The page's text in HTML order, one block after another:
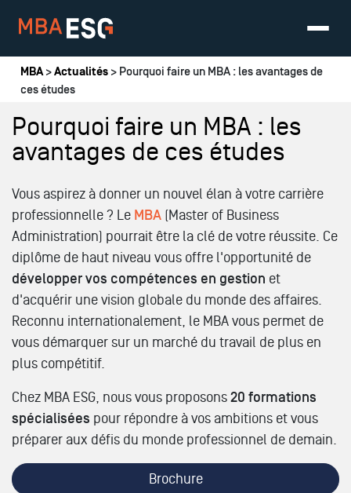
Vous êtes ici
MBA>Actualités > Pourquoi faire un MBA : les avantages de
ces études
Pourquoi faire un MBA : les
avantages de ces études
Vous aspirez à donner un nouvel élan à votre carrière
professionnelle ? Le MBA (Master of Business
Administration) pourrait être la clé de votre réussite. Ce
diplôme de haut niveau vous offre l'opportunité de
développer vos compétences en gestion et
d'acquérir une vision globale du monde des affaires.
Reconnu internationalement, le MBA vous permet de
vous démarquer sur un marché du travail de plus en
plus compétitif.
Chez MBA ESG, nous vous proposons 20 formations
spécialisées pour répondre à vos ambitions et vous
préparer aux défis du monde professionnel de demain.
Brochure